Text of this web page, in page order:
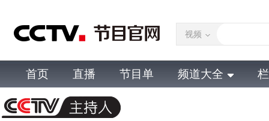
视频
首页 直播 节目单 频道大全